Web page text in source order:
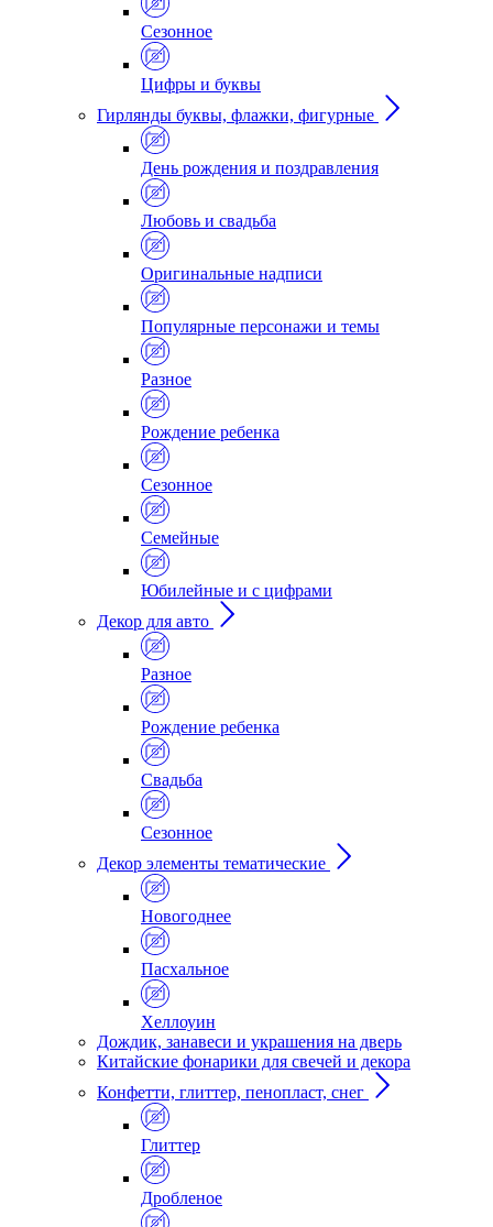
Сезонное
Цифры и буквы
Гирлянды буквы, флажки, фигурные
День рождения и поздравления
Любовь и свадьба
Оригинальные надписи
Популярные персонажи и темы
Разное
Рождение ребенка
Сезонное
Семейные
Юбилейные и с цифрами
Декор для авто
Разное
Рождение ребенка
Свадьба
Сезонное
Декор элементы тематические
Новогоднее
Пасхальное
Хеллоуин
Дождик, занавеси и украшения на дверь
Китайские фонарики для свечей и декора
Конфетти, глиттер, пенопласт, снег
Глиттер
Дробленое